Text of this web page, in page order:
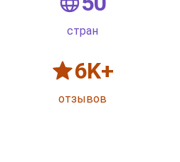
стран
6K+
отзывов